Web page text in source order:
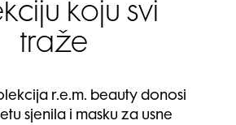
koju svi
traže
r.e.m. beauty donosi
sjenila i masku za usne